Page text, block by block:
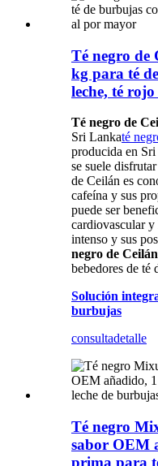
Té negro de
kg para té
leche, té
Té negro de
Sri Lankaté
producida en
se suele
de Ceilán es
cafeína y sus
puede ser
cardiovascular
intenso y sus
negro de Ceilán
bebedores de té
Solución
burbujas
consultadetalle
Té negro
sabor OEM
prima para